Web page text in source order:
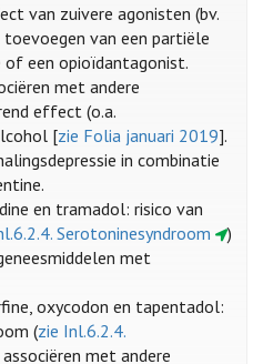
van zuivere agonisten (bv.
van een partiële
een opioïdantagonist.
met andere
effect (o.a.
[zie Folia januari 2019].
in combinatie
en tramadol: risico van
Serotoninesyndroom
)
met
oxycodon en tapentadol:
(zie Inl.6.2.4.
met andere